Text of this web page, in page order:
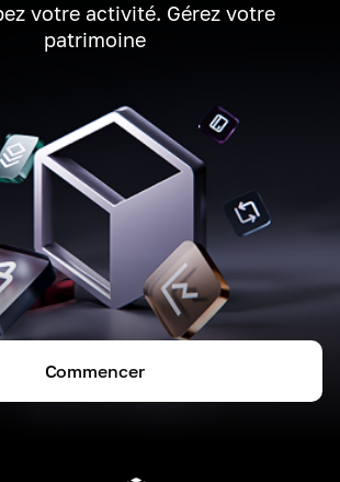
votre activité. Gérez votre
patrimoine
Commencer